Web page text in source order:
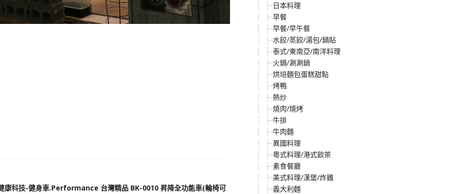
日本料理
早餐
早餐/早午餐
水餃/蒸餃/湯包/鍋貼
泰式/東南亞/南洋料理
火鍋/涮涮鍋
烘培麵包蛋糕甜點
烤鴨
熱炒
燒肉/燒烤
牛排
牛肉麵
異國料理
粵式料理/港式飲茶
素食餐廳
美式料理/漢堡/炸雞
義大利麵